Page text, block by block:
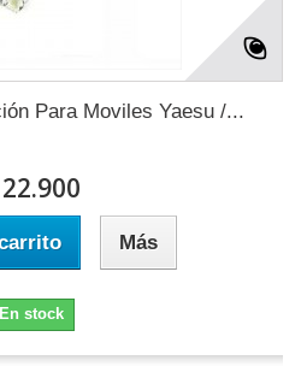
Para Moviles Yaesu /...
Más
En stock